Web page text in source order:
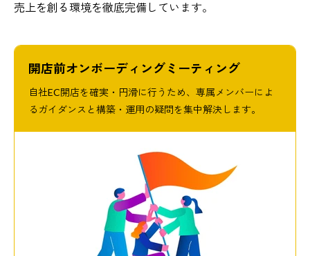
売上を創る環境を徹底完備しています。
開店前オンボーディングミーティング
自社EC開店を確実・円滑に行うため、専属メンバーによ
るガイダンスと構築・運用の疑問を集中解決します。